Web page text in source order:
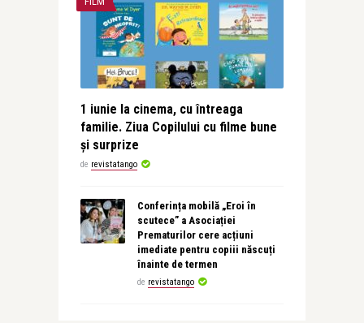
1 iunie la cinema, cu întreaga
familie. Ziua Copilului cu filme bune
și surprize
de revistatango
Conferința mobilă „Eroi în
scutece” a Asociației
Prematurilor cere acțiuni
imediate pentru copiii născuți
înainte de termen
de revistatango